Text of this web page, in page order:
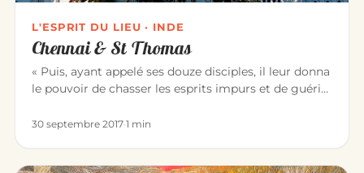
L'ESPRIT DU LIEU · INDE
Chennai & St Thomas
« Puis, ayant appelé ses douze disciples, il leur donna
le pouvoir de chasser les esprits impurs et de guérir
30 septembre 2017·1 min